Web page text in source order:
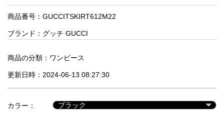
人
気
商
セ
ル
商品番号：GUCCITSKIRT612M22
ブランド： グッチ GUCCI
商品の分類： ワンピース
更新日時：2024-06-13 08:27:30
カラー：